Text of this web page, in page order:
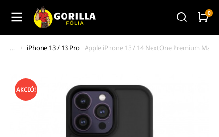
You are here:
iPhone 13 / 13 Pro Apple iPhone 13 / 14 NextOne Premium
AKCIÓ!